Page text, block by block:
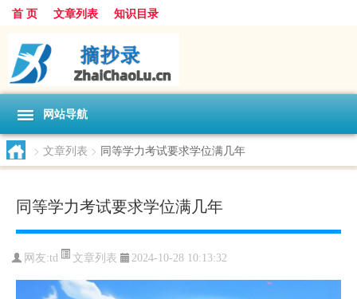
首 页 文章列表 知识目录
网站导航
> 文章列表 > 同等学力考试要求学位满几年
同等学力考试要求学位满几年
网友:td 文章列表 2024-10-28 10:13:32